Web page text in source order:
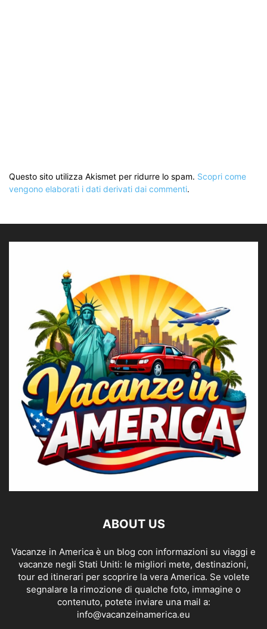
Questo sito utilizza Akismet per ridurre lo spam. Scopri come
vengono elaborati i dati derivati dai commenti.
ABOUT US
Vacanze in America è un blog con informazioni su viaggi e
vacanze negli Stati Uniti: le migliori mete, destinazioni,
tour ed itinerari per scoprire la vera America. Se volete
segnalare la rimozione di qualche foto, immagine o
contenuto, potete inviare una mail a:
info@vacanzeinamerica.eu